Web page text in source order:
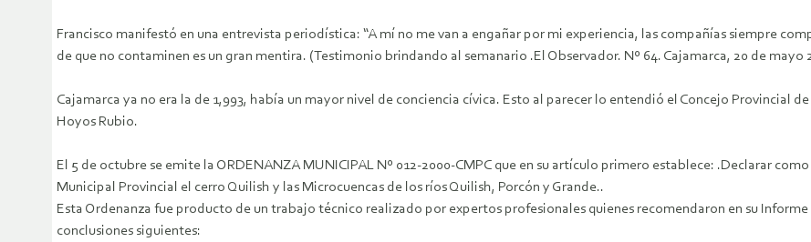
Francisco manifestó en una entrevista periodística: “A mí no me van a engañar por mi experiencia, las compañías siempre
de que no contaminen es un gran mentira. (Testimonio brindando al semanario .El Observador. Nº 64. Cajamarca, 20 de mayo
Cajamarca ya no era la de 1,993, había un mayor nivel de conciencia cívica. Esto al parecer lo entendió el Concejo Provincial
Hoyos Rubio.
El 5 de octubre se emite la ORDENANZA MUNICIPAL Nº 012-2000-CMPC que en su artículo primero establece: .Declarar
Municipal Provincial el cerro Quilish y las Microcuencas de los ríos Quilish, Porcón y Grande..
Esta Ordenanza fue producto de un trabajo técnico realizado por expertos profesionales quienes recomendaron en su
conclusiones siguientes: